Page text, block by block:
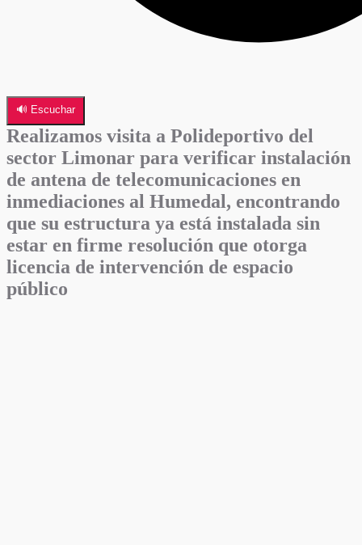
🔊 Escuchar
Realizamos visita a Polideportivo del
sector Limonar para verificar instalación
de antena de telecomunicaciones en
inmediaciones al Humedal, encontrando
que su estructura ya está instalada sin
estar en firme resolución que otorga
licencia de intervención de espacio
público